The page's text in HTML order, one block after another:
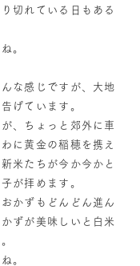
切れている日もある
。
な感じですが、大地
げています。
、ちょっと郊外に車
に黄金の稲穂を携え
米たちが今か今かと
が拝めます。
かずもどんどん進ん
ずが美味しいと白米
。